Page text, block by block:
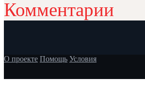
Комментарии
О проекте Помощь Условия